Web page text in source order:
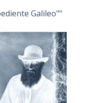
Galileo""